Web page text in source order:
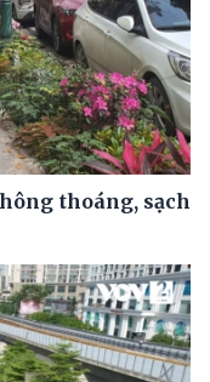
thoáng, sạch